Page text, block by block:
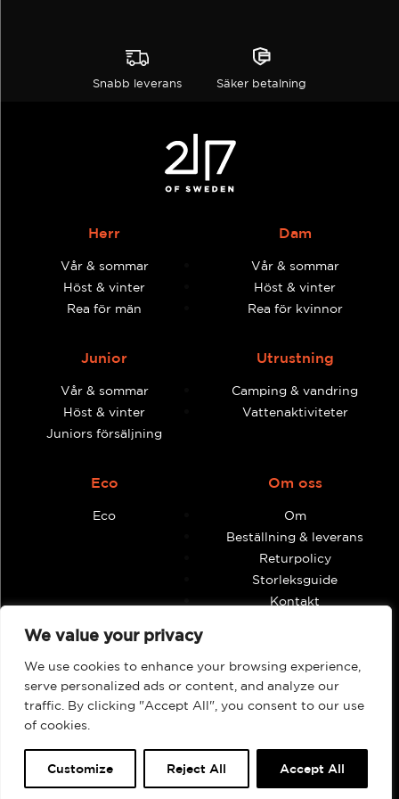
We value your privacy
We use cookies to enhance your browsing experience,
serve personalized ads or content, and analyze our
traffic. By clicking "Accept All", you consent to our use
of cookies.
Customize Reject All Accept All
Snabb leverans Säker betalning
Herr
Vår & sommar
Höst & vinter
Rea för män
Dam
Vår & sommar
Höst & vinter
Rea för kvinnor
Junior
Vår & sommar
Höst & vinter
Juniors försäljning
Utrustning
Camping & vandring
Vattenaktiviteter
Eco
Eco
Om oss
Om
Beställning & leverans
Returpolicy
Storleksguide
Kontakt
Återförsäljare
Hitta butiker och
Mitt konto
Beställningar
Webbsida genom Knockout